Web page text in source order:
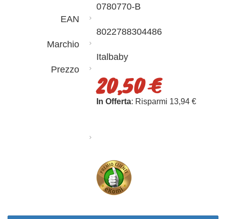
0780770-B
EAN
8022788304486
Marchio
Italbaby
Prezzo
20,50 €
In Offerta: Risparmi 13,94 €